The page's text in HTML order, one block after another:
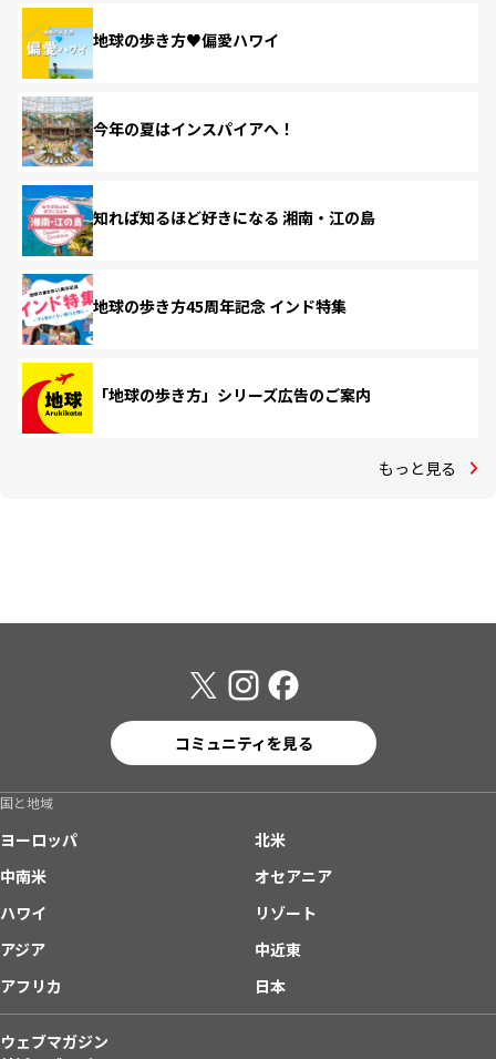
地球の歩き方♥偏愛ハワイ
今年の夏はインスパイアへ！
知れば知るほど好きになる 湘南・江の島
地球の歩き方45周年記念 インド特集
「地球の歩き方」シリーズ広告のご案内
もっと見る
コミュニティを見る
国と地域
ヨーロッパ
北米
中南米
オセアニア
ハワイ
リゾート
アジア
中近東
アフリカ
日本
ウェブマガジン